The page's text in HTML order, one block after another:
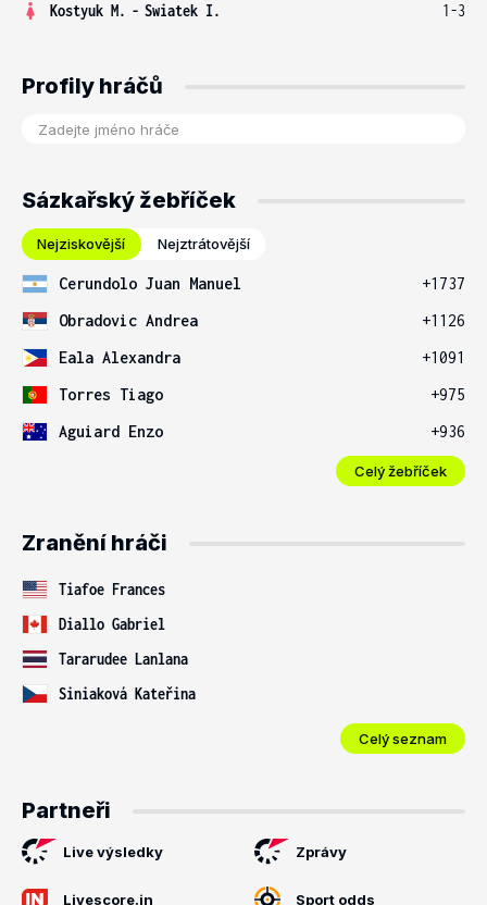
Kostyuk M. - Swiatek I. 1-3
Profily hráčů
Sázkařský žebříček
Nejziskovější Nejztrátovější
Cerundolo Juan Manuel
+1737
Obradovic Andrea
+1126
Eala Alexandra
+1091
Torres Tiago
+975
Aguiard Enzo
+936
Celý žebříček
Zranění hráči
Tiafoe Frances
Diallo Gabriel
Tararudee Lanlana
Siniaková Kateřina
Celý seznam
Partneři
Live výsledky Zprávy
Livescore.in Sport odds